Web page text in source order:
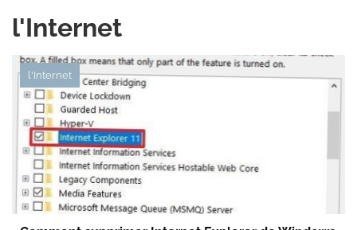
l'Internet
l'Internet